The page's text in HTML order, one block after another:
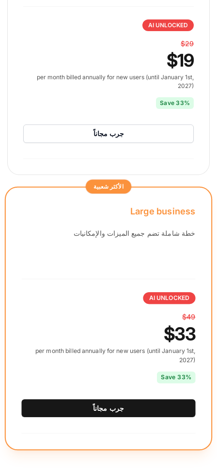
AI UNLOCKED
$29
$19
per month billed annually for new users (until January 1st,
2027)
Save 33%
جرب مجاناً
الأكثر شعبية
Large business
خطة شاملة تضم جميع الميزات والإمكانيات
AI UNLOCKED
$49
$33
per month billed annually for new users (until January 1st,
2027)
Save 33%
جرب مجاناً